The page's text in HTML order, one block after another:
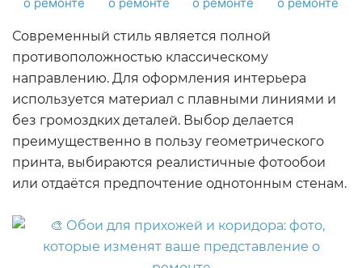
Современный стиль является полной
противоположностью классическому
направлению. Для оформления интерьера
используется материал с плавными линиями и
без громоздких деталей. Выбор делается
преимущественно в пользу геометрического
принта, выбираются реалистичные фотообои
или отдаётся предпочтение однотонным стенам.